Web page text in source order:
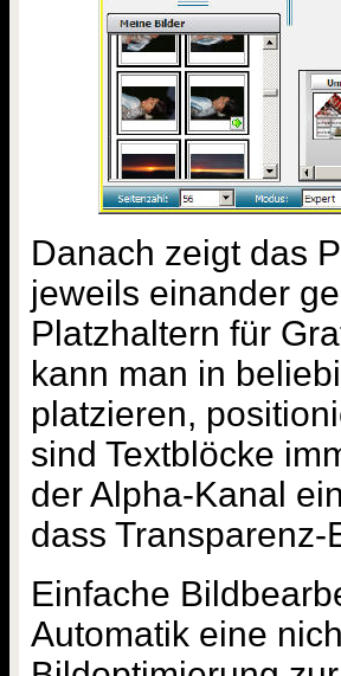
Danach zeigt das
jeweils einander
Platzhaltern für
kann man in
platzieren,
sind Textblöcke
der Alpha-Kanal
dass
Einfache
Automatik eine